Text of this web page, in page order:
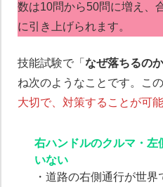
数は10問から50問に増え、
に引き上げられます。
技能試験で「 なぜ落ちるの
ね次のようなことです。この
大切で、対策することが可能
右ハンドルのクルマ・左
いない
・道路の右側通行が世